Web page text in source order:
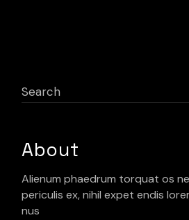
Search
About
Alienum phaedrum torquat os
periculis ex, nihil expet endis
nus